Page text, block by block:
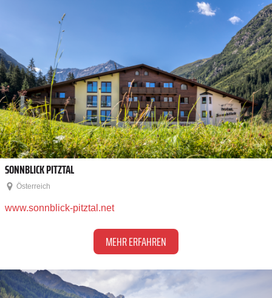
SONNBLICK PITZTAL
Österreich
www.sonnblick-pitztal.net
MEHR ERFAHREN